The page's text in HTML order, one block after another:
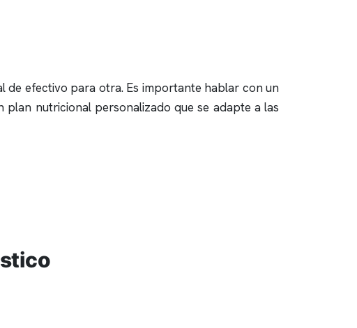
de efectivo para otra. Es importante hablar con un
nutricional personalizado que se adapte a las